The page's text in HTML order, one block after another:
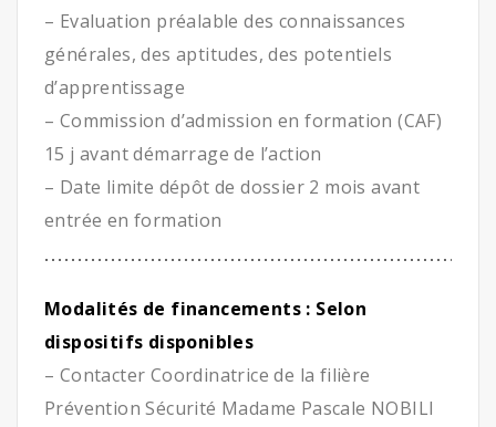
– Evaluation préalable des connaissances
générales, des aptitudes, des potentiels
d’apprentissage
– Commission d’admission en formation (CAF)
15 j avant démarrage de l’action
– Date limite dépôt de dossier 2 mois avant
entrée en formation
Modalités de financements : Selon
dispositifs disponibles
– Contacter Coordinatrice de la filière
Prévention Sécurité Madame Pascale NOBILI